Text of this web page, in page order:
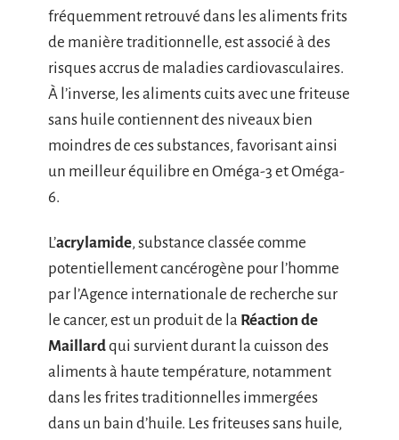
fréquemment retrouvé dans les aliments frits
de manière traditionnelle, est associé à des
risques accrus de maladies cardiovasculaires.
À l’inverse, les aliments cuits avec une friteuse
sans huile contiennent des niveaux bien
moindres de ces substances, favorisant ainsi
un meilleur équilibre en Oméga-3 et Oméga-
6.
L’acrylamide, substance classée comme
potentiellement cancérogène pour l’homme
par l’Agence internationale de recherche sur
le cancer, est un produit de la Réaction de
Maillardqui survient durant la cuisson des
aliments à haute température, notamment
dans les frites traditionnelles immergées
dans un bain d’huile. Les friteuses sans huile,